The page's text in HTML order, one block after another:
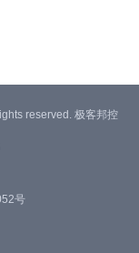
reserved. 极客邦控
号